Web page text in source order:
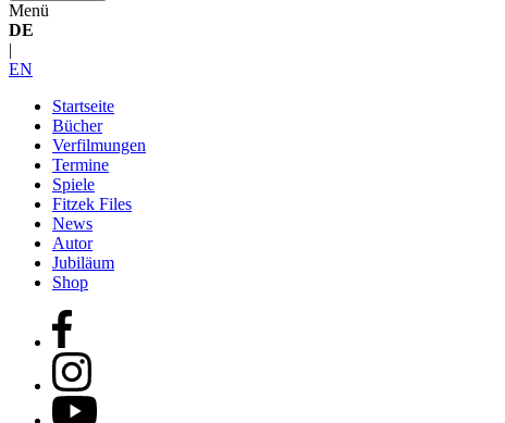
Menü
DE
|
EN
Startseite
Bücher
Verfilmungen
Termine
Spiele
Fitzek Files
News
Autor
Jubiläum
Shop